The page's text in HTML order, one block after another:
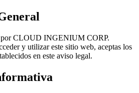
por CLOUD INGENIUM CORP.
y utilizar este sitio web, aceptas los
en este aviso legal.